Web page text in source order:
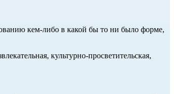
кем-либо в какой бы то ни было форме,
культурно-просветительская,